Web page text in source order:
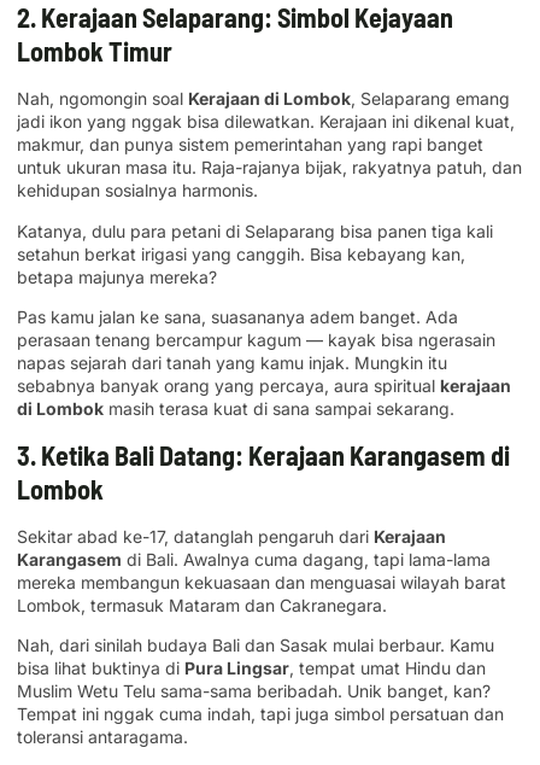
2. Kerajaan Selaparang: Simbol Kejayaan
Lombok Timur
Nah, ngomongin soal Kerajaan di Lombok, Selaparang emang
jadi ikon yang nggak bisa dilewatkan. Kerajaan ini dikenal kuat,
makmur, dan punya sistem pemerintahan yang rapi banget
untuk ukuran masa itu. Raja-rajanya bijak, rakyatnya patuh, dan
kehidupan sosialnya harmonis.
Katanya, dulu para petani di Selaparang bisa panen tiga kali
setahun berkat irigasi yang canggih. Bisa kebayang kan,
betapa majunya mereka?
Pas kamu jalan ke sana, suasananya adem banget. Ada
perasaan tenang bercampur kagum — kayak bisa ngerasain
napas sejarah dari tanah yang kamu injak. Mungkin itu
sebabnya banyak orang yang percaya, aura spiritual kerajaan
di Lombok masih terasa kuat di sana sampai sekarang.
3. Ketika Bali Datang: Kerajaan Karangasem di
Lombok
Sekitar abad ke-17, datanglah pengaruh dari Kerajaan
Karangasem di Bali. Awalnya cuma dagang, tapi lama-lama
mereka membangun kekuasaan dan menguasai wilayah barat
Lombok, termasuk Mataram dan Cakranegara.
Nah, dari sinilah budaya Bali dan Sasak mulai berbaur. Kamu
bisa lihat buktinya di Pura Lingsar, tempat umat Hindu dan
Muslim Wetu Telu sama-sama beribadah. Unik banget, kan?
Tempat ini nggak cuma indah, tapi juga simbol persatuan dan
toleransi antaragama.